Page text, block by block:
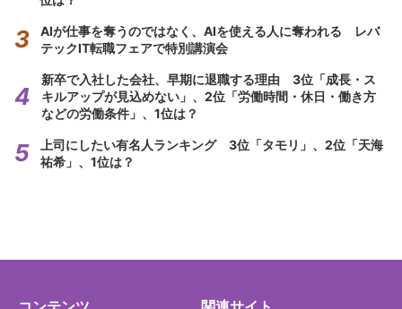
AIが仕事を奪うのではなく、AIを使える人に奪われる レバ
テックIT転職フェアで特別講演会
新卒で入社した会社、早期に退職する理由 3位「成長・ス
キルアップが見込めない」、2位「労働時間・休日・働き方
などの労働条件」、1位は？
上司にしたい有名人ランキング 3位「タモリ」、2位「天海
祐希」、1位は？